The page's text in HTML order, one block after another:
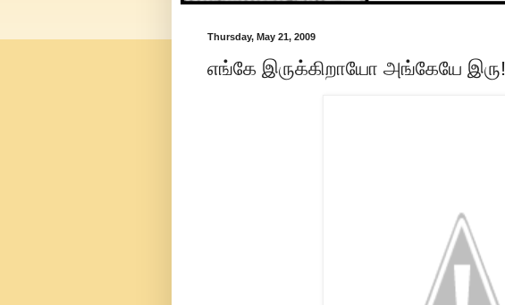
Thursday, May 21, 2009
எங்கே இருக்கிறாயோ அங்கேயே இரு!